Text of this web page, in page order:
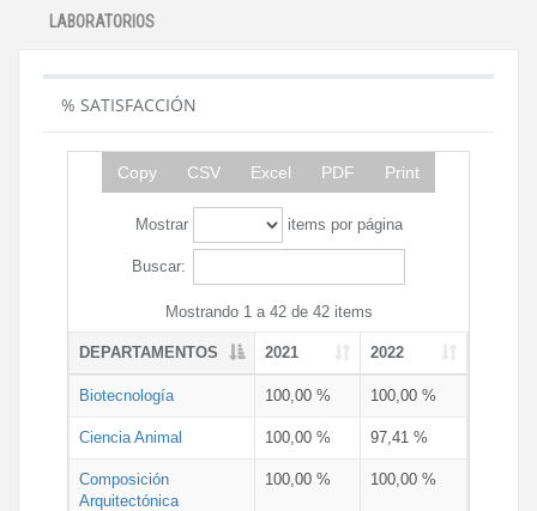
LABORATORIOS
% SATISFACCIÓN
Copy CSV Excel PDF Print
Mostrar items por página
Buscar:
Mostrando 1 a 42 de 42 items
DEPARTAMENTOS 2021 2022
Biotecnología 100,00 % 100,00 %
Ciencia Animal 100,00 % 97,41 %
Composición
Arquitectónica
100,00 % 100,00 %